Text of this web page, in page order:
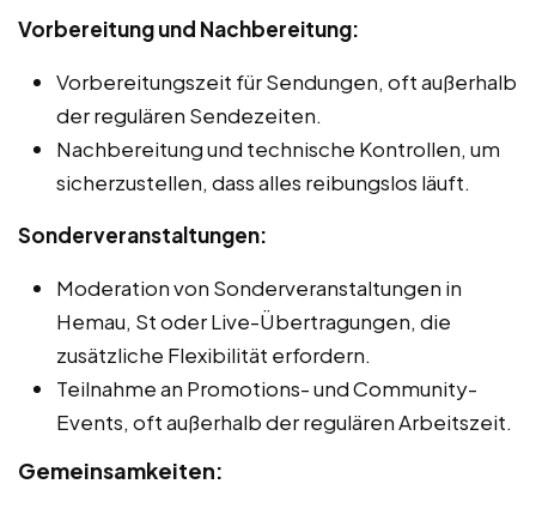
Vorbereitung und Nachbereitung:
Vorbereitungszeit für Sendungen, oft außerhalb
der regulären Sendezeiten.
Nachbereitung und technische Kontrollen, um
sicherzustellen, dass alles reibungslos läuft.
Sonderveranstaltungen:
Moderation von Sonderveranstaltungen in
Hemau, St oder Live-Übertragungen, die
zusätzliche Flexibilität erfordern.
Teilnahme an Promotions- und Community-
Events, oft außerhalb der regulären Arbeitszeit.
Gemeinsamkeiten: